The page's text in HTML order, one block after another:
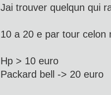
Jai trouver quelqun qui
10 a 20 e par tour celon
Hp > 10 euro
Packard bell -> 20 euro